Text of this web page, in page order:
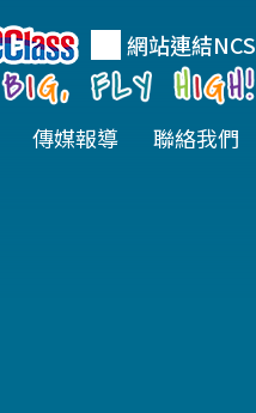
網站連結NCS
傳媒報導 聯絡我們